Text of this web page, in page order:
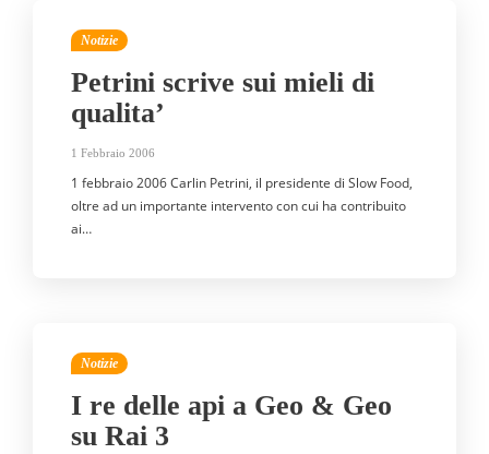
Notizie
Petrini scrive sui mieli di
qualita’
1 Febbraio 2006
1 febbraio 2006 Carlin Petrini, il presidente di Slow Food,
oltre ad un importante intervento con cui ha contribuito
ai…
Notizie
I re delle api a Geo & Geo
su Rai 3